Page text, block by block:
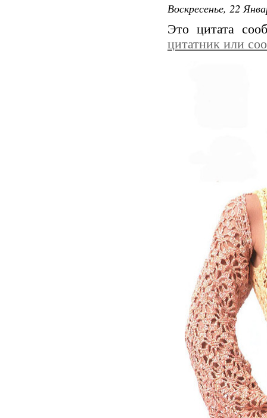
Воскресенье, 22
Это цитата
цитатник или